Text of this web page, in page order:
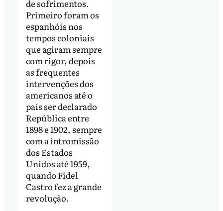
de sofrimentos.
Primeiro foram os
espanhóis nos
tempos coloniais
que agiram sempre
com rigor, depois
as frequentes
intervenções dos
americanos até o
país ser declarado
República entre
1898 e 1902, sempre
com a intromissão
dos Estados
Unidos até 1959,
quando Fidel
Castro fez a grande
revolução.